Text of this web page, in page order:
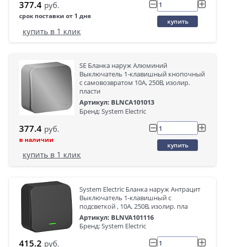
377.4 руб.
срок поставки от 1 дня
купить
купить в 1 клик
SE Бланка наруж Алюминий
Выключатель 1-клавишный кнопочный
с самовозвратом 10А, 250B, изолир.
пласти
Артикул: BLNCA101013
Бренд: System Electric
377.4 руб.
в наличии
купить
купить в 1 клик
System Electric Бланка наруж Антрацит
Выключатель 1-клавишный с
подсветкой , 10А, 250B, изолир. пла
Артикул: BLNVA101116
Бренд: System Electric
415.2 руб.